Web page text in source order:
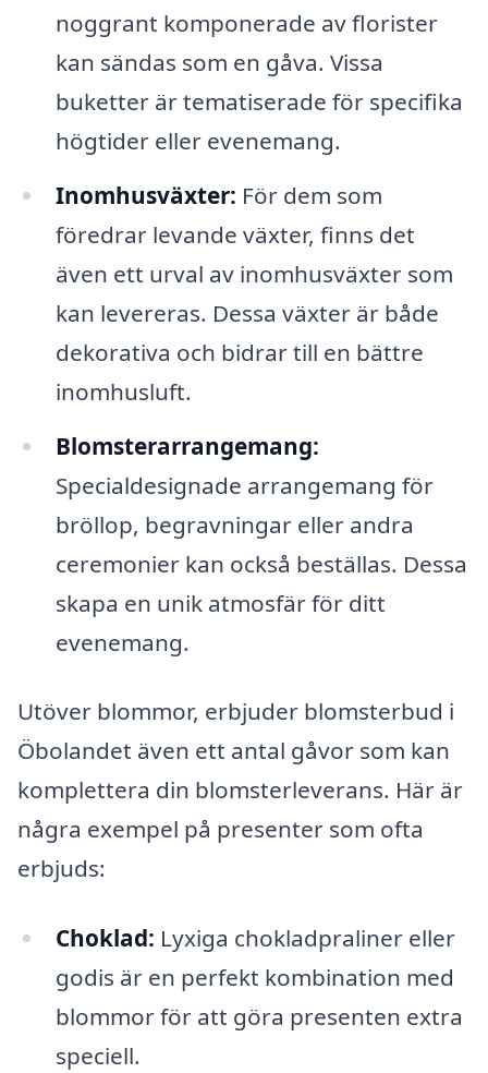
noggrant komponerade av florister
kan sändas som en gåva. Vissa
buketter är tematiserade för specifika
högtider eller evenemang.
Inomhusväxter: För dem som
föredrar levande växter, finns det
även ett urval av inomhusväxter som
kan levereras. Dessa växter är både
dekorativa och bidrar till en bättre
inomhusluft.
Blomsterarrangemang:
Specialdesignade arrangemang för
bröllop, begravningar eller andra
ceremonier kan också beställas. Dessa
skapa en unik atmosfär för ditt
evenemang.
Utöver blommor, erbjuder blomsterbud i
Öbolandet även ett antal gåvor som kan
komplettera din blomsterleverans. Här är
några exempel på presenter som ofta
erbjuds:
Choklad: Lyxiga chokladpraliner eller
godis är en perfekt kombination med
blommor för att göra presenten extra
speciell.